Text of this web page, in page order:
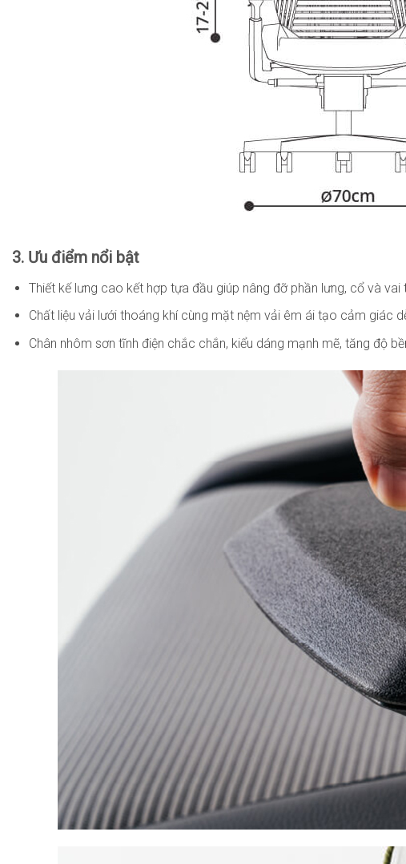
3. Ưu điểm nổi bật
Thiết kế lưng cao kết hợp tựa đầu giúp nâng đỡ phần lưng, cổ và
Chất liệu vải lưới thoáng khí cùng mặt nệm vải êm ái tạo cảm giác
Chân nhôm sơn tĩnh điện chắc chắn, kiểu dáng mạnh mẽ, tăng độ